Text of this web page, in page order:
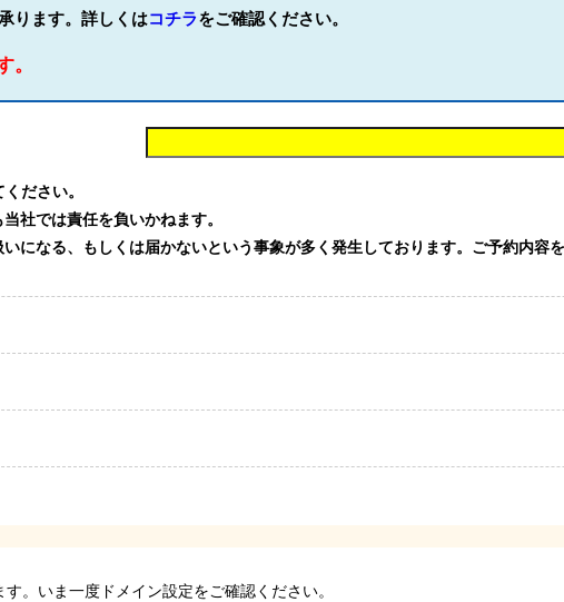
ります。詳しくはコチラをご確認ください。
。
ださい。
社では責任を負いかねます。
になる、もしくは届かないという事象が多く発生しております。ご予約内容
。いま一度ドメイン設定をご確認ください。